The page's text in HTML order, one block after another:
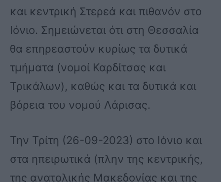
και κεντρική Στερεά και πιθανόν στο
Ιόνιο. Σημειώνεται ότι στη Θεσσαλία
θα επηρεαστούν κυρίως τα δυτικά
τμήματα (νομοί Καρδίτσας και
Τρικάλων), καθώς και τα δυτικά και
βόρεια του νομού Λάρισας.
Την Τρίτη (26-09-2023) στο Ιόνιο και
στα ηπειρωτικά (πλην της κεντρικής,
της ανατολικής Μακεδονίας και της